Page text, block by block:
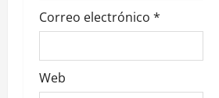
Correo electrónico *
Web